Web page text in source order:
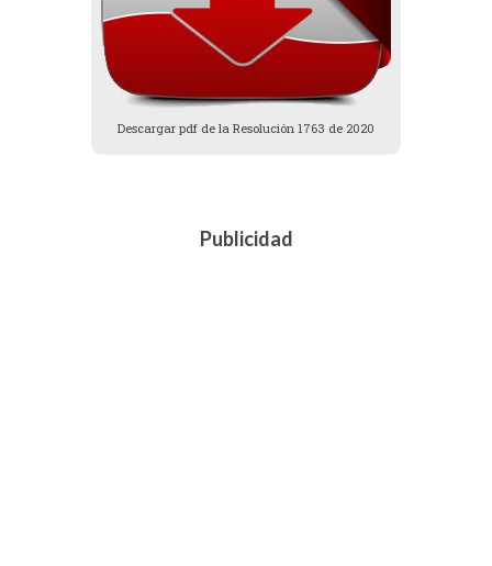
Descargar pdf de la Resolución 1763 de 2020
Publicidad